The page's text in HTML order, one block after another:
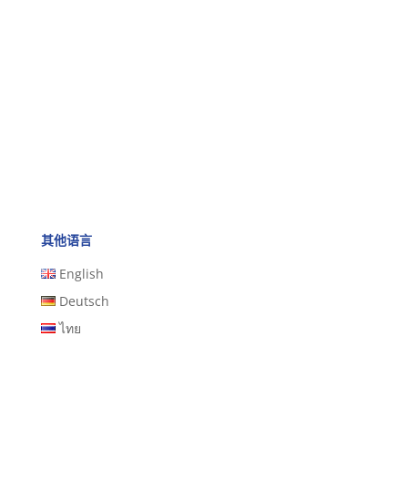
其他语言
English
Deutsch
ไทย